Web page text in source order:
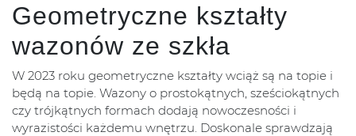
Geometryczne kształty
wazonów ze szkła
W 2023 roku geometryczne kształty wciąż są na topie i
będą na topie. Wazony o prostokątnych, sześciokątnych
czy trójkątnych formach dodają nowoczesności i
wyrazistości każdemu wnętrzu. Doskonale sprawdzają